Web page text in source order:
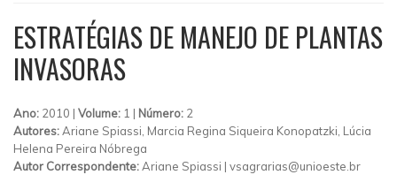
ESTRATÉGIAS DE MANEJO DE PLANTAS
INVASORAS
Ano: 2010 | Volume: 1 | Número: 2
Autores:Ariane Spiassi, Marcia Regina Siqueira Konopatzki, Lúcia
Helena Pereira Nóbrega
Autor Correspondente:Ariane Spiassi | vsagrarias@unioeste.br